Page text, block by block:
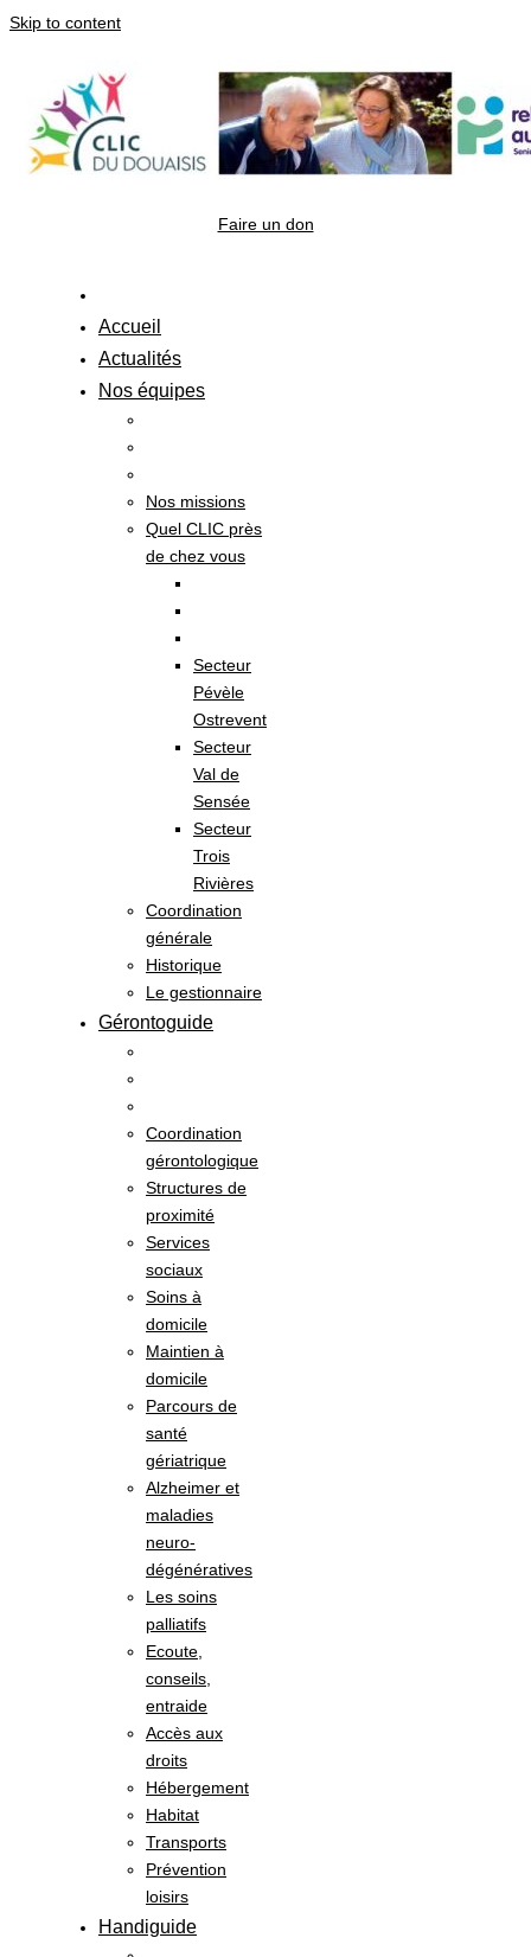
Skip to content
Faire un don
Accueil
Actualités
Nos équipes
Nos missions
Quel CLIC près
de chez vous
Secteur
Pévèle
Ostrevent
Secteur
Val de
Sensée
Secteur
Trois
Rivières
Coordination
générale
Historique
Le gestionnaire
Gérontoguide
Coordination
gérontologique
Structures de
proximité
Services
sociaux
Soins à
domicile
Maintien à
domicile
Parcours de
santé
gériatrique
Alzheimer et
maladies
neuro-
dégénératives
Les soins
palliatifs
Ecoute,
conseils,
entraide
Accès aux
droits
Hébergement
Habitat
Transports
Prévention
loisirs
Handiguide